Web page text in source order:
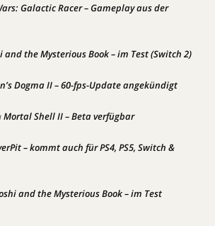
Galactic Racer – Gameplay aus der
and the Mysterious Book – im Test (Switch 2)
Dogma II – 60-fps-Update angekündigt
Mortal Shell II – Beta verfügbar
– kommt auch für PS4, PS5, Switch &
and the Mysterious Book – im Test